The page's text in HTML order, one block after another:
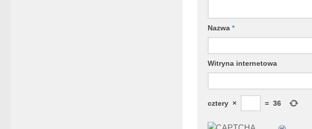
Nazwa *
Witryna internetowa
cztery × = 36